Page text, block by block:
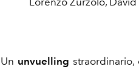
Un unvuelling